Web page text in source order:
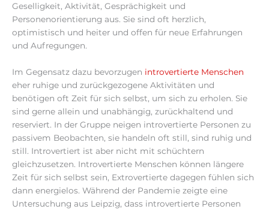
Geselligkeit, Aktivität, Gesprächigkeit und
Personenorientierung aus. Sie sind oft herzlich,
optimistisch und heiter und offen für neue Erfahrungen
und Aufregungen.
Im Gegensatz dazu bevorzugen introvertierte Menschen
eher ruhige und zurückgezogene Aktivitäten und
benötigen oft Zeit für sich selbst, um sich zu erholen. Sie
sind gerne allein und unabhängig, zurückhaltend und
reserviert. In der Gruppe neigen introvertierte Personen zu
passivem Beobachten, sie handeln oft still, sind ruhig und
still. Introvertiert ist aber nicht mit schüchtern
gleichzusetzen. Introvertierte Menschen können längere
Zeit für sich selbst sein, Extrovertierte dagegen fühlen sich
dann energielos. Während der Pandemie zeigte eine
Untersuchung aus Leipzig, dass introvertierte Personen